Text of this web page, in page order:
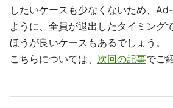
したいケースも少なくないため、
ように、全員が退出したタイミング
ほうが良いケースもあるでしょう。
こちらについては、 次回の記事でご